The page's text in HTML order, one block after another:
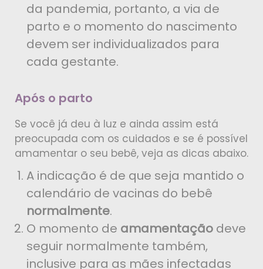
da pandemia, portanto, a via de
parto e o momento do nascimento
devem ser individualizados para
cada gestante.
Após o parto
Se você já deu à luz e ainda assim está
preocupada com os cuidados e se é possível
amamentar o seu bebê, veja as dicas abaixo.
A indicação é de que seja mantido o
calendário de vacinas do bebê
normalmente.
O momento de amamentação deve
seguir normalmente também,
inclusive para as mães infectadas